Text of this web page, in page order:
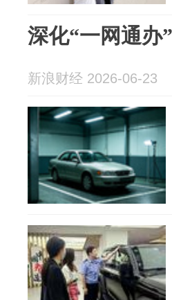
深化“一网通办
新浪财经 2026-06-23